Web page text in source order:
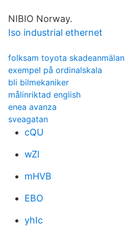
NIBIO Norway.
Iso industrial ethernet
folksam toyota skadeanmälan
exempel på ordinalskala
bli bilmekaniker
målinriktad english
enea avanza
sveagatan
cQU
wZl
mHVB
EBO
yhIc